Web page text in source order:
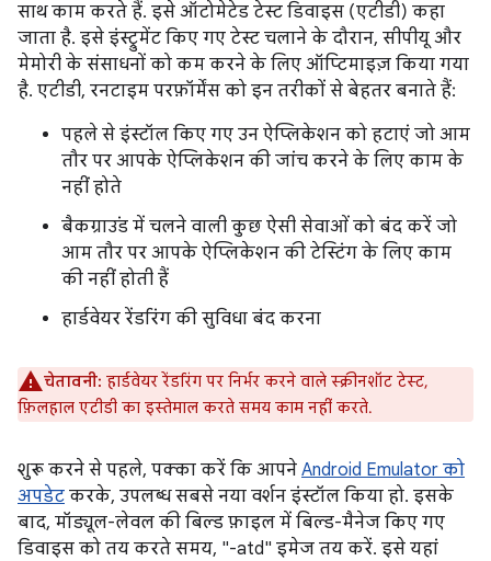
साथ काम करते हैं. इसे ऑटोमेटेड टेस्ट डिवाइस (एटीडी) कहा
जाता है. इसे इंस्ट्रुमेंट किए गए टेस्ट चलाने के दौरान, सीपीयू और
मेमोरी के संसाधनों को कम करने के लिए ऑप्टिमाइज़ किया गया
है. एटीडी, रनटाइम परफ़ॉर्मेंस को इन तरीकों से बेहतर बनाते हैं:
पहले से इंस्टॉल किए गए उन ऐप्लिकेशन को हटाएं जो आम
तौर पर आपके ऐप्लिकेशन की जांच करने के लिए काम के
नहीं होते
बैकग्राउंड में चलने वाली कुछ ऐसी सेवाओं को बंद करें जो
आम तौर पर आपके ऐप्लिकेशन की टेस्टिंग के लिए काम
की नहीं होती हैं
हार्डवेयर रेंडरिंग की सुविधा बंद करना
चेतावनी: हार्डवेयर रेंडरिंग पर निर्भर करने वाले स्क्रीनशॉट टेस्ट,
फ़िलहाल एटीडी का इस्तेमाल करते समय काम नहीं करते.
शुरू करने से पहले, पक्का करें कि आपने Android Emulator को
अपडेट करके, उपलब्ध सबसे नया वर्शन इंस्टॉल किया हो. इसके
बाद, मॉड्यूल-लेवल की बिल्ड फ़ाइल में बिल्ड-मैनेज किए गए
डिवाइस को तय करते समय, "-atd" इमेज तय करें. इसे यहां